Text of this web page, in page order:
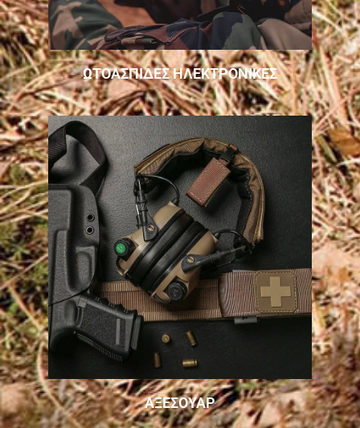
ΩΤΟΑΣΠΙΔΕΣ ΗΛΕΚΤΡΟΝΙΚΕΣ
ΑΞΕΣΟΥΑΡ